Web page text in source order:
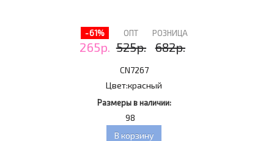
-61%
265р.
ОПТ
525р.
РОЗНИЦА
682р.
CN7267
Цвет:красный
Размеры в наличии:
98
В корзину